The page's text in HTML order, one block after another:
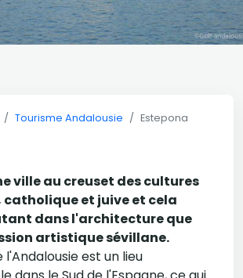
Tourisme Andalousie Estepona
ville au creuset des cultures
catholique et juive et cela
dans l'architecture que
artistique sévillane.
l'Andalousie est un lieu